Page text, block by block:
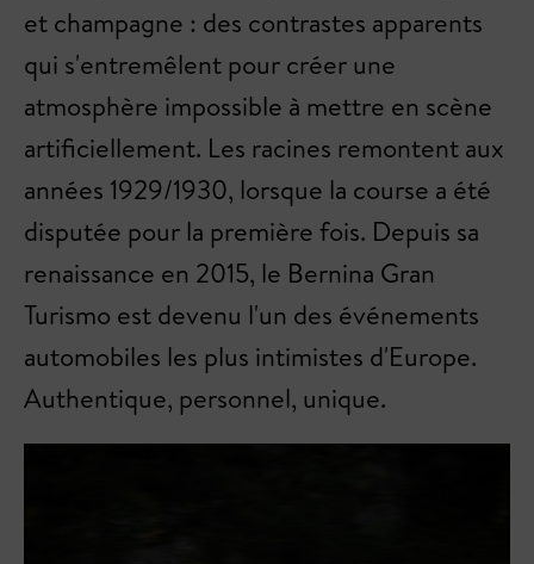
et champagne : des contrastes apparents
qui s'entremêlent pour créer une
atmosphère impossible à mettre en scène
artificiellement. Les racines remontent aux
années 1929/1930, lorsque la course a été
disputée pour la première fois. Depuis sa
renaissance en 2015, le Bernina Gran
Turismo est devenu l'un des événements
automobiles les plus intimistes d'Europe.
Authentique, personnel, unique.